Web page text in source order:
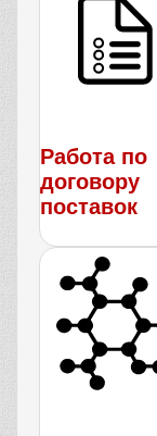
Работа по
договору
поставок